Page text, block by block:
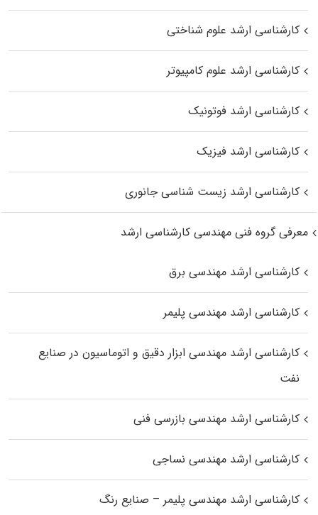
کارشناسی ارشد علوم شناختی
کارشناسی ارشد علوم کامپیوتر
کارشناسی ارشد فوتونیک
کارشناسی ارشد فیزیک
کارشناسی ارشد زیست‌ شناسی جانوری
معرفی گروه فنی مهندسی کارشناسی ارشد
کارشناسی ارشد مهندسی برق
کارشناسی ارشد مهندسی پلیمر
کارشناسی ارشد مهندسی ابزار دقیق و اتوماسیون در صنایع
نفت
کارشناسی ارشد مهندسی بازرسی فنی
کارشناسی ارشد مهندسی نساجی
کارشناسی ارشد مهندسی پلیمر – صنایع رنگ